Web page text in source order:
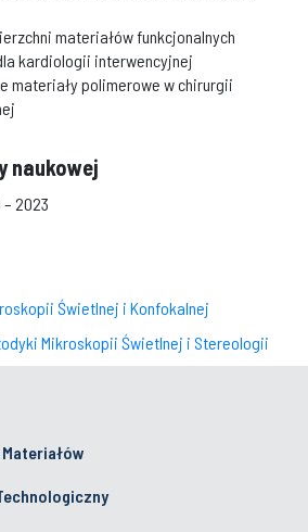
materiałów funkcjonalnych
kardiologii interwencyjnej
materiały polimerowe w chirurgii
naukowej
– 2023
Świetlnej i Konfokalnej
Mikroskopii Świetlnej i Stereologii